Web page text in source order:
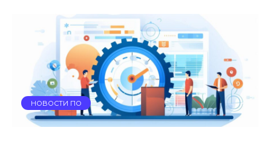
НОВОСТИ ПО